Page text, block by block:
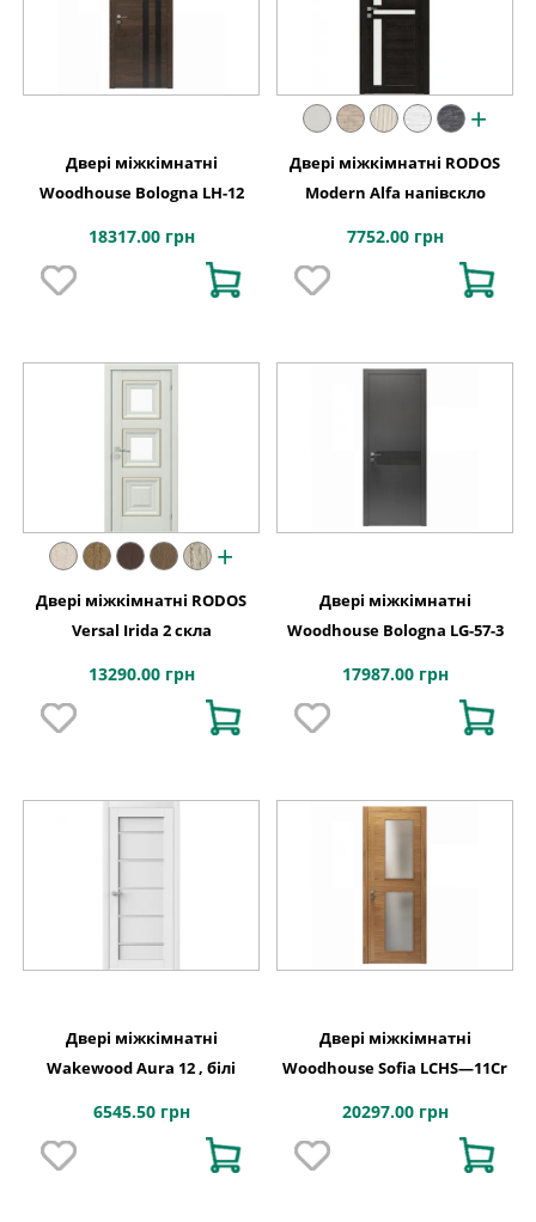
Двері міжкімнатні
Woodhouse Bologna LH-12
18317.00 грн
+
Двері міжкімнатні RODOS
Modern Alfa напівскло
7752.00 грн
+
Двері міжкімнатні RODOS
Versal Irida 2 скла
13290.00 грн
Двері міжкімнатні
Woodhouse Bologna LG-57-3
17987.00 грн
Двері міжкімнатні
Wakewood Aura 12 , білі
6545.50 грн
Двері міжкімнатні
Woodhouse Sofia LCHS—11Cr
20297.00 грн